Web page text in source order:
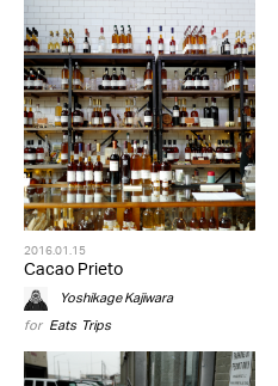
2016.01.15
Cacao Prieto
Yoshikage Kajiwara
for Eats, Trips